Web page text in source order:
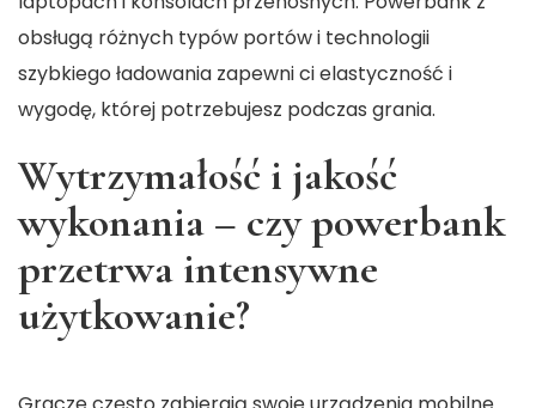
obsługą różnych typów portów i technologii
szybkiego ładowania zapewni ci elastyczność i
wygodę, której potrzebujesz podczas grania.
Wytrzymałość i jakość
wykonania – czy powerbank
przetrwa intensywne
użytkowanie?